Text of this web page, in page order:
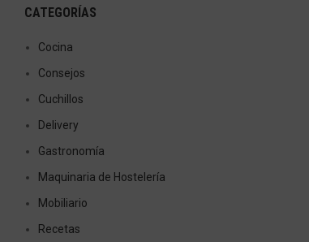
CATEGORÍAS
Cocina
Consejos
Cuchillos
Delivery
Gastronomía
Maquinaria de Hostelería
Mobiliario
Recetas